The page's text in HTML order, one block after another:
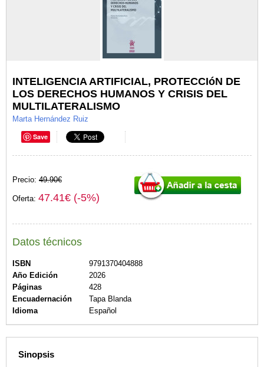
INTELIGENCIA ARTIFICIAL, PROTECCIóN DE
LOS DERECHOS HUMANOS Y CRISIS DEL
MULTILATERALISMO
Marta Hernández Ruiz
Save
Precio: 49.90€
Oferta: 47.41€ (-5%)
Datos técnicos
ISBN
9791370404888
Año Edición
2026
Páginas
428
Encuadernación
Tapa Blanda
Idioma
Español
Sinopsis